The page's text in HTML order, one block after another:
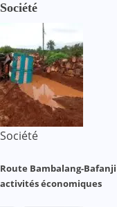
Société
Société
Route Bambalang-
activités économiques